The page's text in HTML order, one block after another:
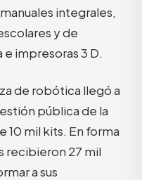
integrales,
y de
impresoras 3 D.
de robótica llegó a
pública de la
10 mil kits. En forma
recibieron 27 mil
a sus